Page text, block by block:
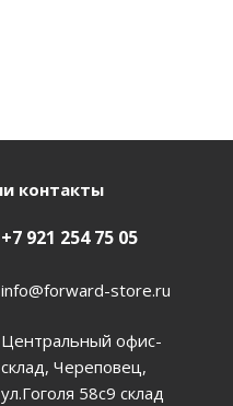
контакты
+7 921 254 75 05
info@forward-store.ru
Центральный офис-
склад, Череповец,
ул.Гоголя 58с9 склад